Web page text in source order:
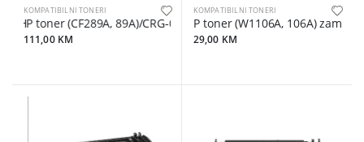
KOMPATIBILNI TONERI
HP toner (CF289A, 89A)/CRG-056 zamjenski
111,00 KM
KOMPATIBILNI TONERI
HP toner (W1106A, 106A)
29,00 KM